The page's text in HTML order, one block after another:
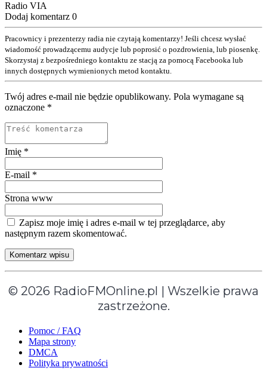
Radio VIA
Dodaj komentarz 0
Pracownicy i prezenterzy radia nie czytają komentarzy! Jeśli chcesz wysłać
wiadomość prowadzącemu audycje lub poprosić o pozdrowienia, lub piosenkę.
Skorzystaj z bezpośredniego kontaktu ze stacją za pomocą Facebooka lub
innych dostępnych wymienionych metod kontaktu.
Twój adres e-mail nie będzie opublikowany. Pola wymagane są
oznaczone *
Imię *
E-mail *
Strona www
Zapisz moje imię i adres e-mail w tej przeglądarce, aby
następnym razem skomentować.
© 2026 RadioFMOnline.pl | Wszelkie prawa
zastrzeżone.
Pomoc / FAQ
Mapa strony
DMCA
Polityka prywatności